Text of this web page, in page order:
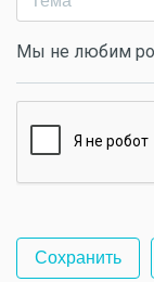
Мы не любим